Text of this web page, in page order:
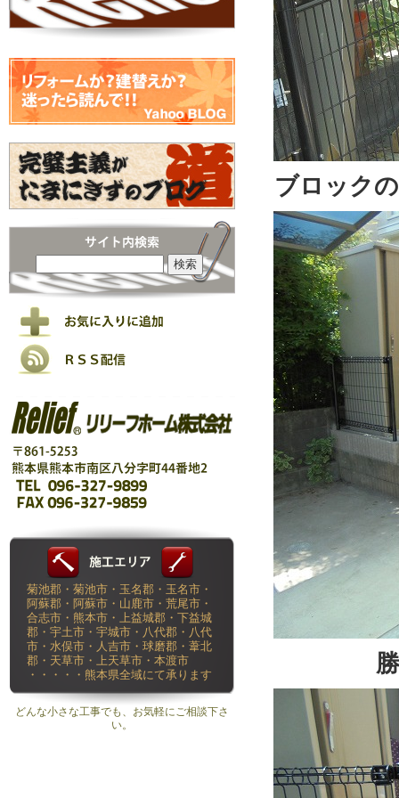
ブロック
菊池郡・菊池市・玉名郡・玉名市・
阿蘇郡・阿蘇市・山鹿市・荒尾市・
合志市・熊本市・上益城郡・下益城
郡・宇土市・宇城市・八代郡・八代
市・水俣市・人吉市・球磨郡・葦北
郡・天草市・上天草市・本渡市
・・・・・熊本県全域にて承ります
どんな小さな工事でも、お気軽にご相談下さ
い。